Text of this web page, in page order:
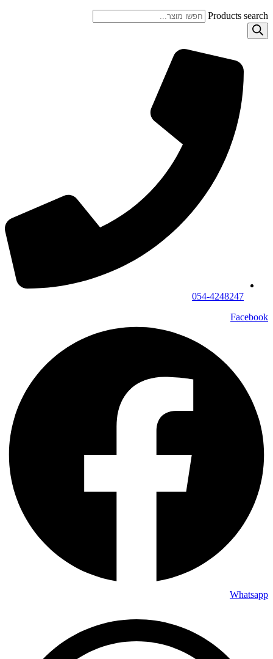
Products search
054-4248247
Facebook
Whatsapp